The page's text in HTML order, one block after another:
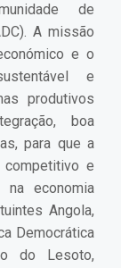
de
A missão
e o
e
produtivos
boa
para que a
competitivo e
economia
Angola,
Democrática
do Lesoto,